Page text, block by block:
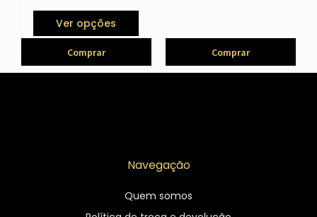
Ver opções
Comprar Comprar
Navegação
Quem somos